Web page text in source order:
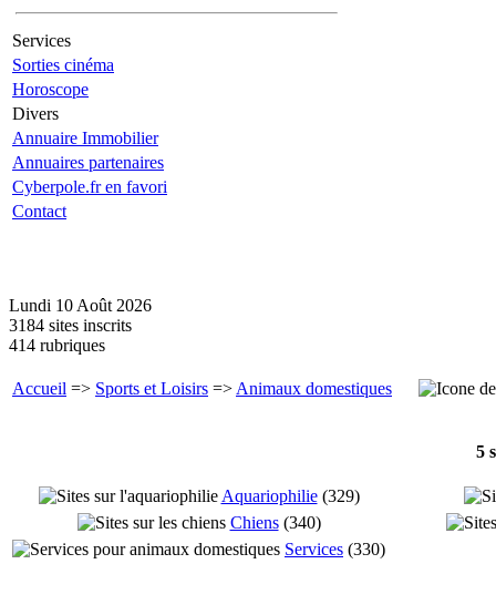
Services
Sorties cinéma
Horoscope
Divers
Annuaire Immobilier
Annuaires partenaires
Cyberpole.fr en favori
Contact
Lundi 10 Août 2026
3184 sites inscrits
414 rubriques
Accueil => Sports et Loisirs => Animaux domestiques
5
Aquariophilie(329)
Chiens(340)
Services (330)